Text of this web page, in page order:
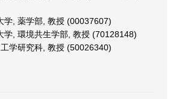
学, 薬学部, 教授 (00037607)
学, 環境共生学部, 教授 (70128148)
学研究科, 教授 (50026340)